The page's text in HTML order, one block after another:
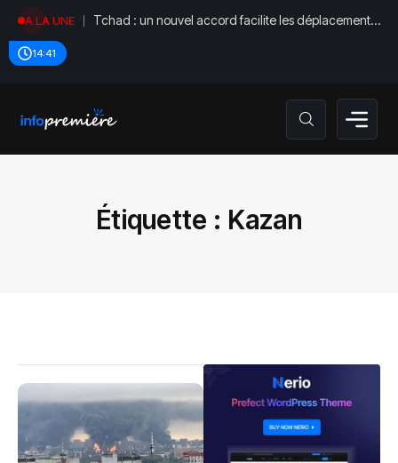
A LA UNE
Tchad : un nouvel accord facilite les déplacements
14:41
Étiquette : Kazan